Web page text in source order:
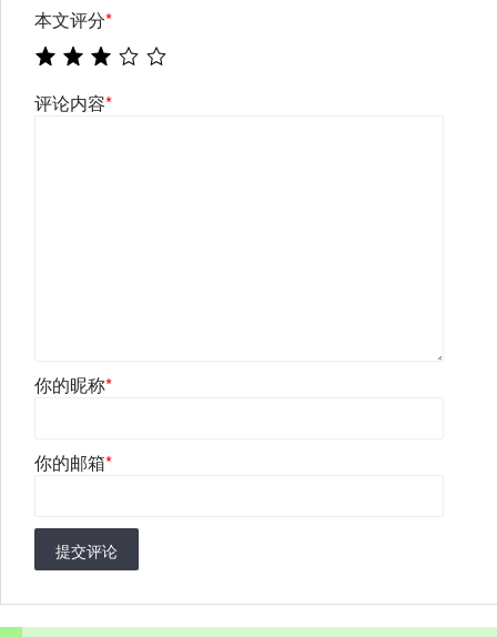
本文评分*
评论内容*
你的昵称*
你的邮箱*
提交评论